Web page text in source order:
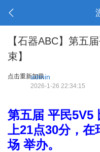
【石器ABC】第五
束】
点击重新加载
admin
2026-1-26 22:34:15
第五届 平民5V5
上21点30分，在
场 举办。